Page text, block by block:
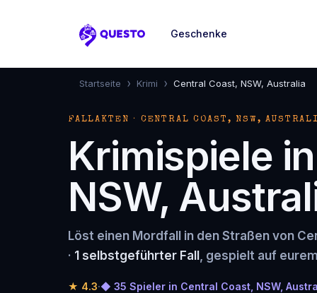
Questo
Geschenke
Startseite › Krimi › Central Coast, NSW, Australia
FALLAKTEN · CENTRAL COAST, NSW,
Krimispiele
NSW,
Löst einen Mordfall in den Straßen von
· 1 selbstgeführter Fall , gespielt auf
★ 4.3·◆ 35 Spieler in Central Coast, NSW,